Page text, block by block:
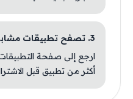
3. تصفح تطبيقات مشابهة
ارجع إلى صفحة
أكثر من تطبيق قبل